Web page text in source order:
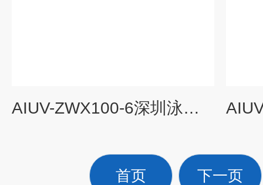
AIUV-ZWX100-6深圳泳池水管道式紫外线消毒器
首页 下一页